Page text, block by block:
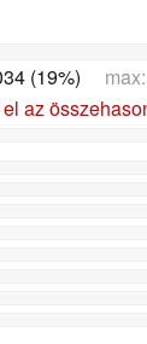
(19%) max:
az